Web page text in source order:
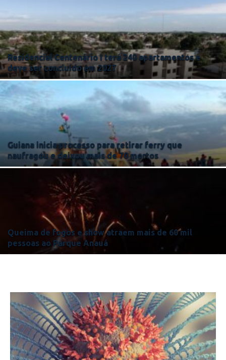
Residencial Centenário I terá 240 apartamentos e
deve ser concluído em 2027
Guiana inicia processo para retirar ferry que
naufragou e deixou mais de 70 mortos
Queima de fogos e show atraem mais de 60 mil
pessoas ao Parque Anauá